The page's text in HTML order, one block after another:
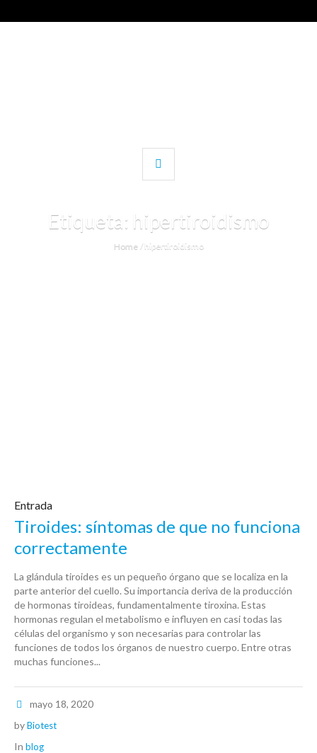
Etiqueta: hipertiroidismo
Home / hipertiroidismo
Entrada
Tiroides: síntomas de que no funciona
correctamente
La glándula tiroides es un pequeño órgano que se localiza en la
parte anterior del cuello. Su importancia deriva de la producción
de hormonas tiroideas, fundamentalmente tiroxina. Estas
hormonas regulan el metabolismo e influyen en casi todas las
células del organismo y son necesarias para controlar las
funciones de todos los órganos de nuestro cuerpo. Entre otras
muchas funciones...
mayo 18, 2020
byBiotest
In blog